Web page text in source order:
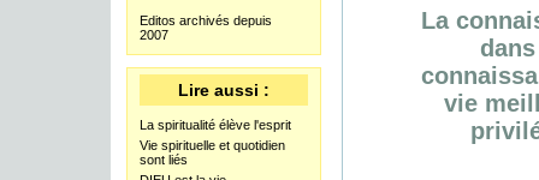
La
vie
Editos archivés depuis
2007
Lire aussi :
La spiritualité élève l'esprit
Vie spirituelle et quotidien
sont liés